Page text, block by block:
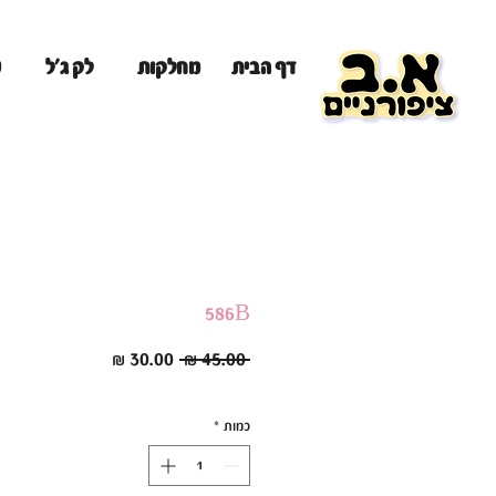
לק ג'ל מחלקות דף הבית
586B
‏45.00 ‏₪
מחיר
כמות *